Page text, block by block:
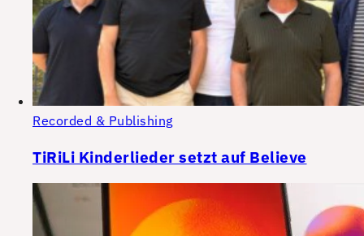
Recorded & Publishing
TiRiLi Kinderlieder setzt auf Believe